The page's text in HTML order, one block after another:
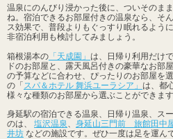
温泉にのんびり浸かった後に、ついそのま
ね。宿泊できるお部屋付きの温泉なら、そ
ス効果で、普段よりもぐっすり眠れるよう
非宿泊利用も検討してみましょう。
箱根湯本の 「天成園」 は、日帰り利用だけ
ドのお部屋と、露天風呂付きの豪華なお部
の予算などに合わせ、ぴったりのお部屋を
の「スパ＆ホテル 舞浜ユーラシア」 は、都
様々な種類のお部屋から選ぶことができます
身延駅の宿泊できる温泉、日帰り温泉、ス
のは、 塩沢温泉、 身延山三門前 旅館田中
井坊 などの施設です。ぜひ一度は足を運ん